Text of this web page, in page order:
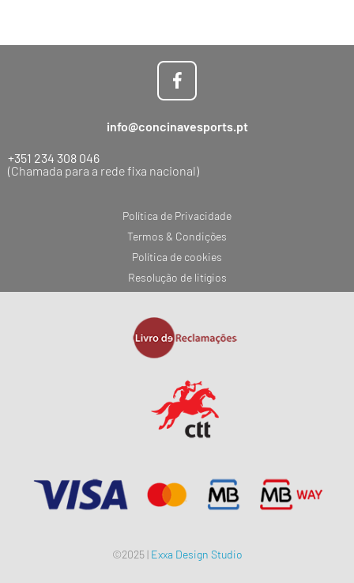
Política de Privacidade
Termos & Condições
Política de cookies
Resolução de litígios
info@concinavesports.pt
+351 234 308 046
(Chamada para a rede fixa nacional)
©2025 | Exxa Design Studio